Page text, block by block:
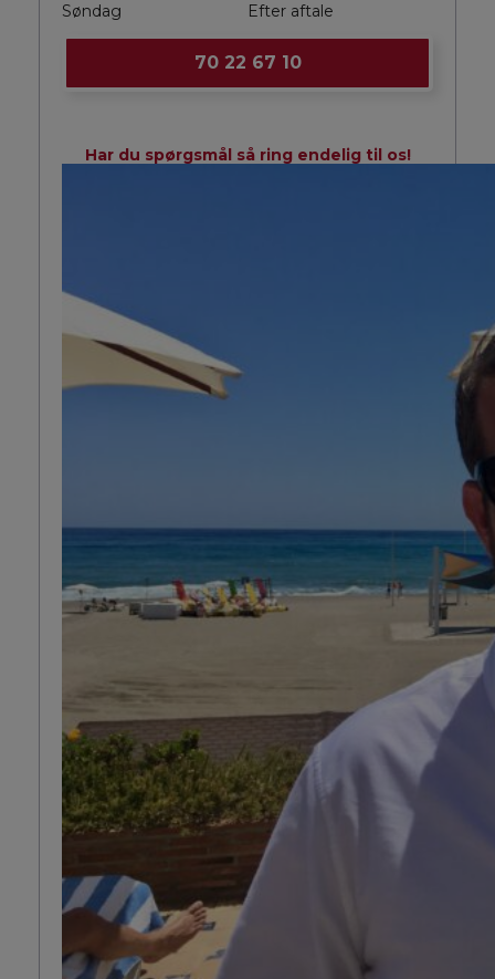
Søndag Efter aftale
70 22 67 10
Har du spørgsmål så ring endelig til os!